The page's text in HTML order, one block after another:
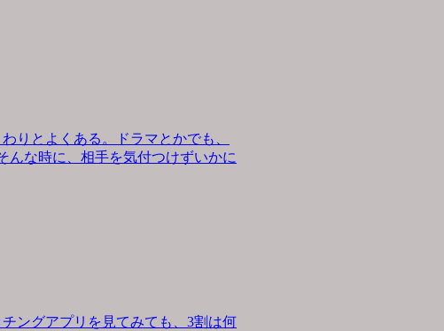
りとよくある。ドラマとかでも、
んな時に、相手を気付つけずいかに
ングアプリを見てみても、3割は何